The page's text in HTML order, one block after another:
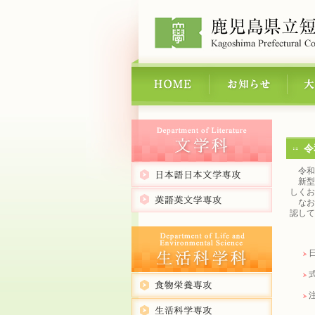
令和
新型
しく
なお
認し